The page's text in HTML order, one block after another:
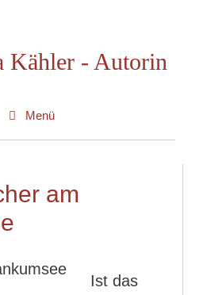
Kähler - Autorin
Menü
am
Ist das